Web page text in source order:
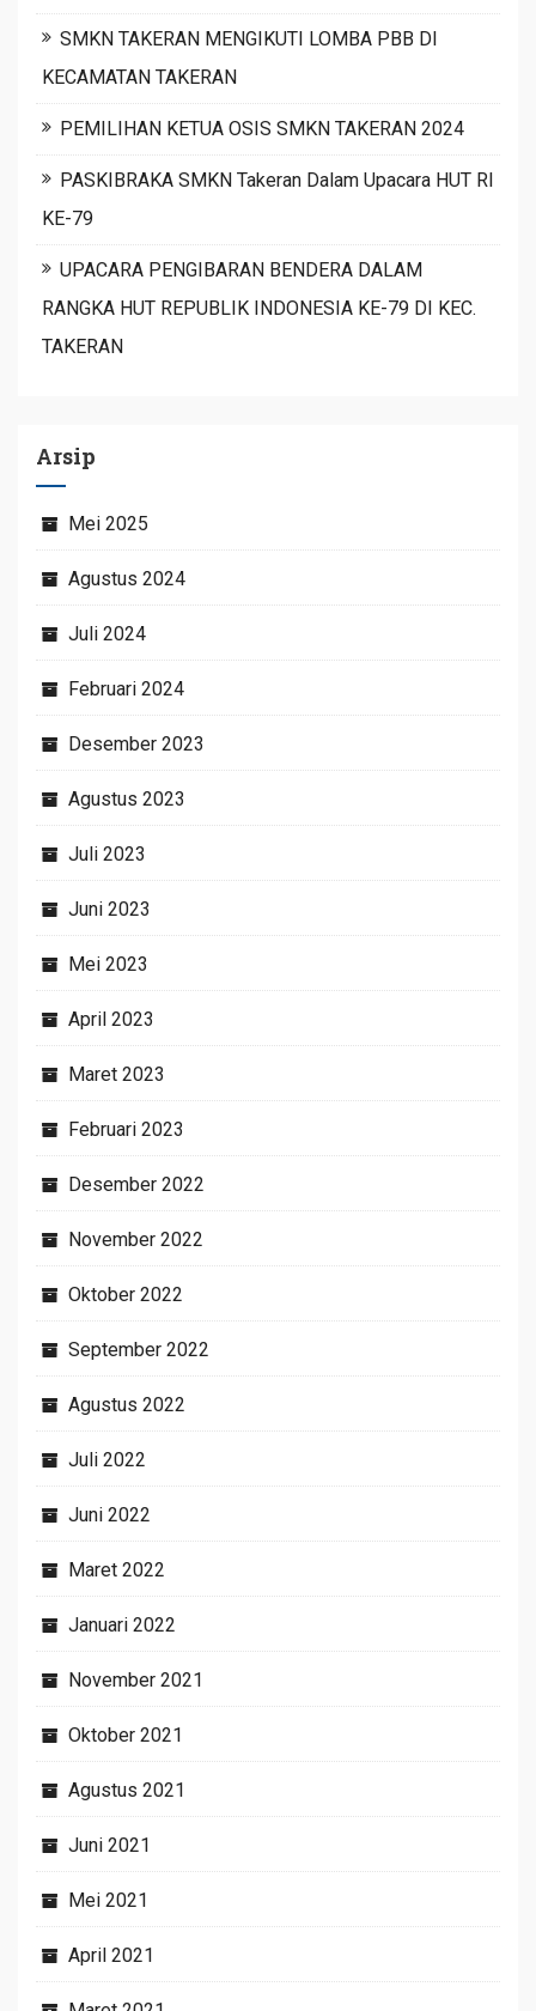
SMKN TAKERAN MENGIKUTI LOMBA PBB DI
KECAMATAN TAKERAN
PEMILIHAN KETUA OSIS SMKN TAKERAN 2024
PASKIBRAKA SMKN Takeran Dalam Upacara HUT RI
KE-79
UPACARA PENGIBARAN BENDERA DALAM
RANGKA HUT REPUBLIK INDONESIA KE-79 DI KEC.
TAKERAN
Arsip
Mei 2025
Agustus 2024
Juli 2024
Februari 2024
Desember 2023
Agustus 2023
Juli 2023
Juni 2023
Mei 2023
April 2023
Maret 2023
Februari 2023
Desember 2022
November 2022
Oktober 2022
September 2022
Agustus 2022
Juli 2022
Juni 2022
Maret 2022
Januari 2022
November 2021
Oktober 2021
Agustus 2021
Juni 2021
Mei 2021
April 2021